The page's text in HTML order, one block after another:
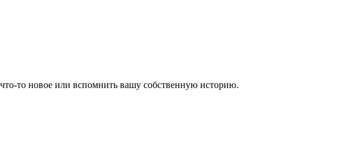
то новое или вспомнить вашу собственную историю.